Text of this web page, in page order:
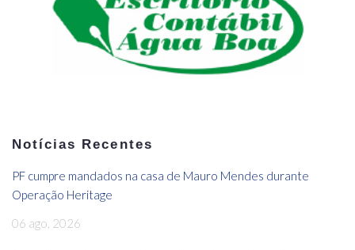
Notícias Recentes
PF cumpre mandados na casa de Mauro Mendes durante
Operação Heritage
06 ago, 2026